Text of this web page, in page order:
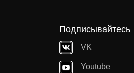
Подписывайтесь
VK
Youtube